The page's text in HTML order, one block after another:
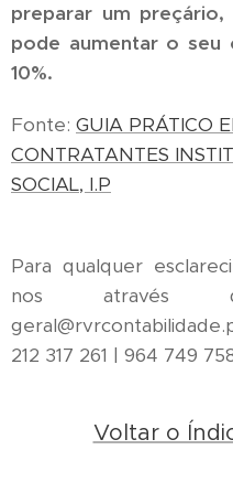
preparar um
pode aumentar o seu
10%.
Fonte: GUIA PRÁTICO
CONTRATANTES
SOCIAL, I.P
Para qualquer
nos através
212 317 261 | 964 749
Voltar o